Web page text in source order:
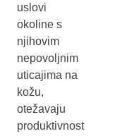
uslovi
okoline s
njihovim
nepovoljnim
uticajima na
kožu,
otežavaju
produktivnost